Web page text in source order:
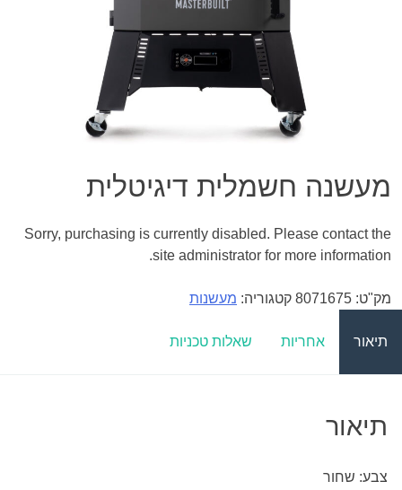
מעשנה חשמלית דיגיטלית
Sorry, purchasing is currently disabled. Please contact the
site administrator for more information.
מק"ט: 8071675 קטגוריה: מעשנות
תיאור אחריות שאלות טכניות
תיאור
צבע: שחור